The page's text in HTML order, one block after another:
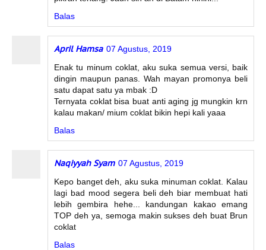
Balas
April Hamsa 07 Agustus, 2019
Enak tu minum coklat, aku suka semua versi, baik
dingin maupun panas. Wah mayan promonya beli
satu dapat satu ya mbak :D
Ternyata coklat bisa buat anti aging jg mungkin krn
kalau makan/ mium coklat bikin hepi kali yaaa
Balas
Naqiyyah Syam 07 Agustus, 2019
Kepo banget deh, aku suka minuman coklat. Kalau
lagi bad mood segera beli deh biar membuat hati
lebih gembira hehe... kandungan kakao emang
TOP deh ya, semoga makin sukses deh buat Brun
coklat
Balas